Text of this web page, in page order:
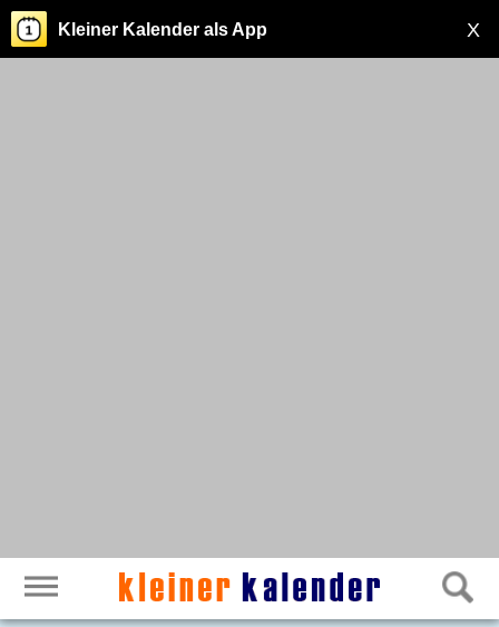
X
Kleiner Kalender als App